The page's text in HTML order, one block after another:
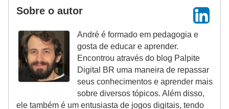
Sobre o autor
André é formado em pedagogia e
gosta de educar e aprender.
Encontrou através do blog Palpite
Digital BR uma maneira de repassar
seus conhecimentos e aprender mais
sobre diversos tópicos. Além disso,
ele também é um entusiasta de jogos digitais, tendo
T